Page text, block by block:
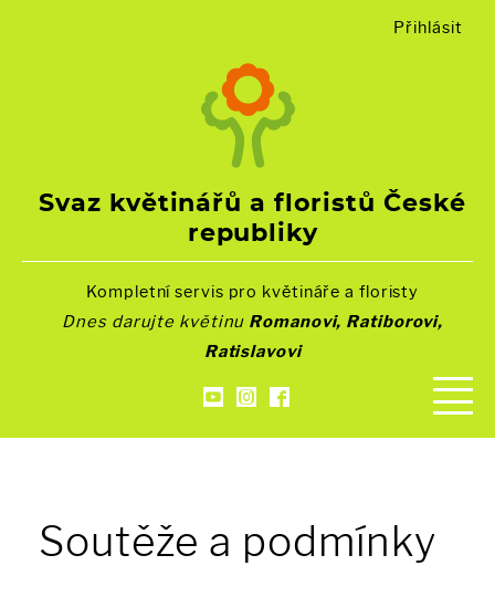
Svaz květinářů a floristů České
republiky
Přihlásit
Kompletní servis pro květináře a floristy
Dnes darujte květinu Romanovi, Ratiborovi,
Ratislavovi
Soutěže a podmínky